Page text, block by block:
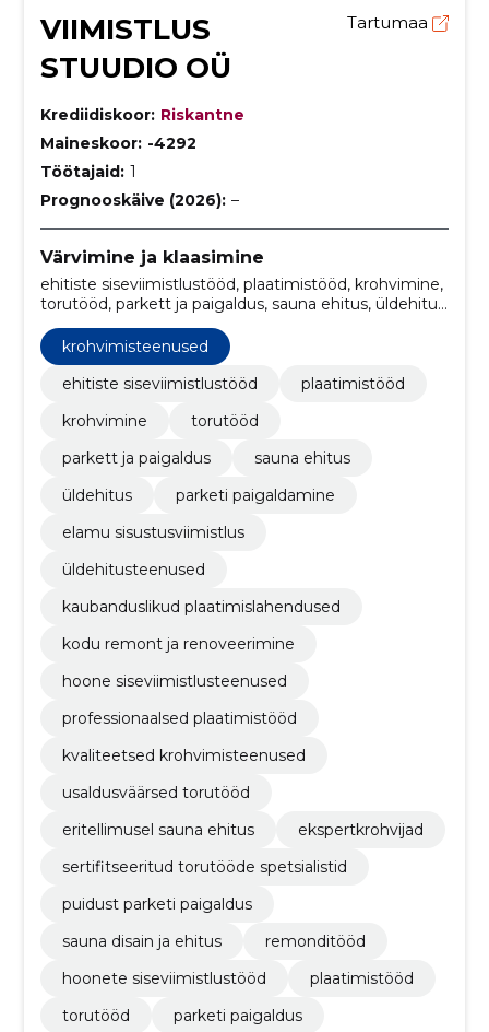
VIIMISTLUS
STUUDIO OÜ
Tartumaa
Krediidiskoor: Riskantne
Maineskoor: -4292
Töötajaid: 1
Prognooskäive (2026): –
Värvimine ja klaasimine
ehitiste siseviimistlustööd, plaatimistööd, krohvimine,
torutööd, parkett ja paigaldus, sauna ehitus, üldehitus,
parketi paigaldamine, elamu sisustusviimistlus,
üldehitusteenused
krohvimisteenused
ehitiste siseviimistlustööd
plaatimistööd
krohvimine
torutööd
parkett ja paigaldus
sauna ehitus
üldehitus
parketi paigaldamine
elamu sisustusviimistlus
üldehitusteenused
kaubanduslikud plaatimislahendused
kodu remont ja renoveerimine
hoone siseviimistlusteenused
professionaalsed plaatimistööd
kvaliteetsed krohvimisteenused
usaldusväärsed torutööd
eritellimusel sauna ehitus
ekspertkrohvijad
sertifitseeritud torutööde spetsialistid
puidust parketi paigaldus
sauna disain ja ehitus
remonditööd
hoonete siseviimistlustööd
plaatimistööd
torutööd
parketi paigaldus